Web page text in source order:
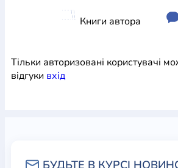
Книги автора
Тільки авторизовані користувачі
відгуки вхiд